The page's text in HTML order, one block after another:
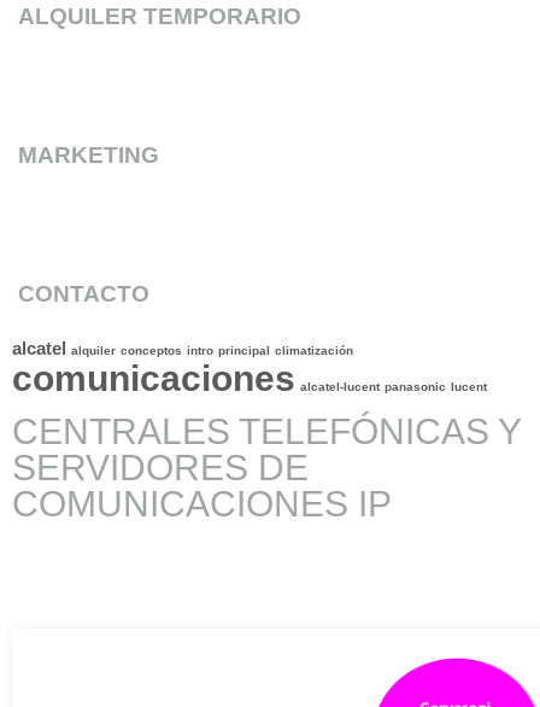
ALQUILER TEMPORARIO
MARKETING
CONTACTO
alcatel alquiler conceptos intro principal climatización
comunicaciones alcatel-lucent panasonic lucent
CENTRALES TELEFÓNICAS Y
SERVIDORES DE
COMUNICACIONES IP